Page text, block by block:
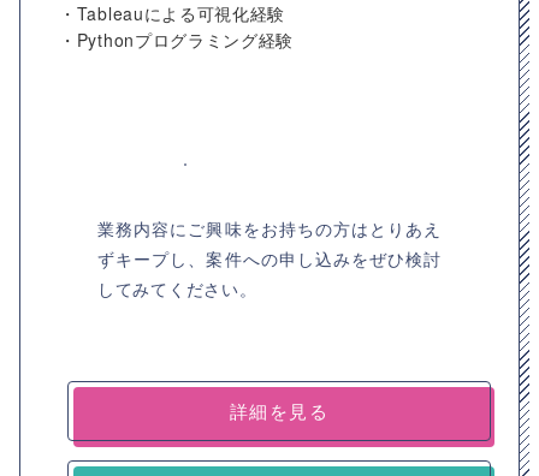
・Tableauによる可視化経験
・Pythonプログラミング経験
業務内容にご興味をお持ちの方はとりあえ
ずキープし、案件への申し込みをぜひ検討
してみてください。
詳細を見る